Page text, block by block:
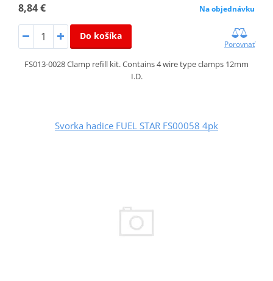
8,84 € Na objednávku
Do košíka
Porovnať
FS013-0028 Clamp refill kit. Contains 4 wire type clamps 12mm
I.D.
Svorka hadice FUEL STAR FS00058 4pk